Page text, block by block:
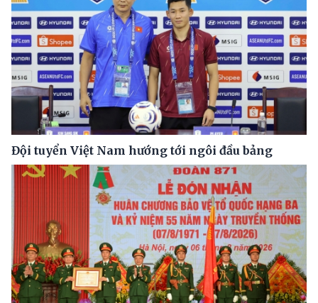
Đội tuyển Việt Nam hướng tới ngôi đầu bảng